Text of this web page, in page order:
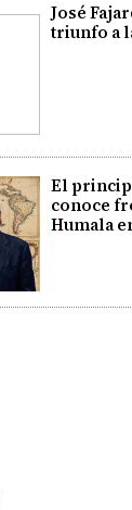
José
triunfo a
El
conoce
Humala